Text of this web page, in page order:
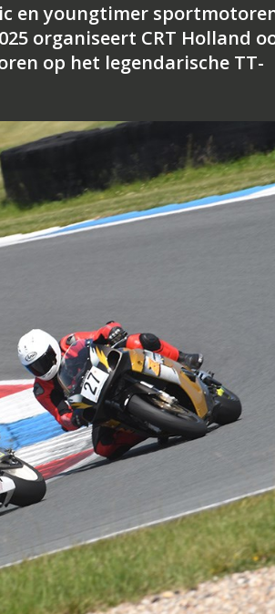
en youngtimer
organiseert CRT Holland
op het legendarische TT-